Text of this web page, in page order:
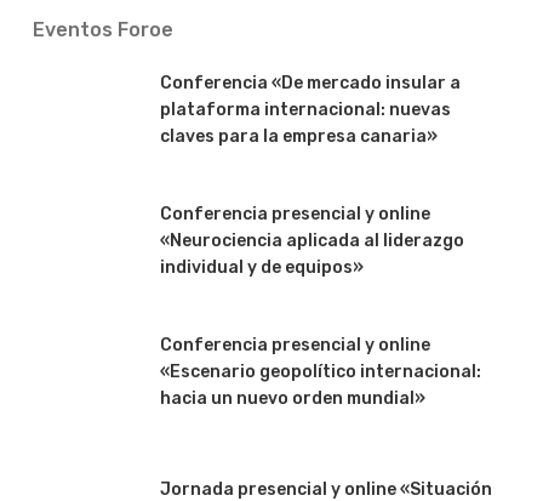
Eventos Foroe
Conferencia «De mercado insular a
plataforma internacional: nuevas
claves para la empresa canaria»
Conferencia presencial y online
«Neurociencia aplicada al liderazgo
individual y de equipos»
Conferencia presencial y online
«Escenario geopolítico internacional:
hacia un nuevo orden mundial»
Jornada presencial y online «Situación